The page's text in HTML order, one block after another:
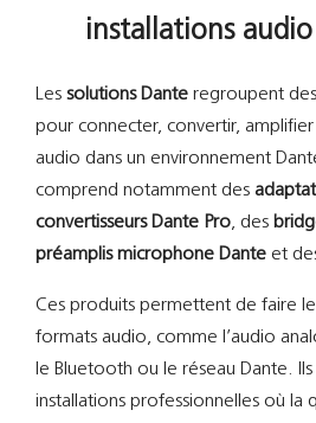
installations audio
Les solutions Dante regroupent
pour connecter, convertir,
audio dans un environnement
comprend notamment des
convertisseurs Dante Pro, des
préamplis microphone Dante et
Ces produits permettent de faire
formats audio, comme l’audio
le Bluetooth ou le réseau Dante. Ils
installations professionnelles où la